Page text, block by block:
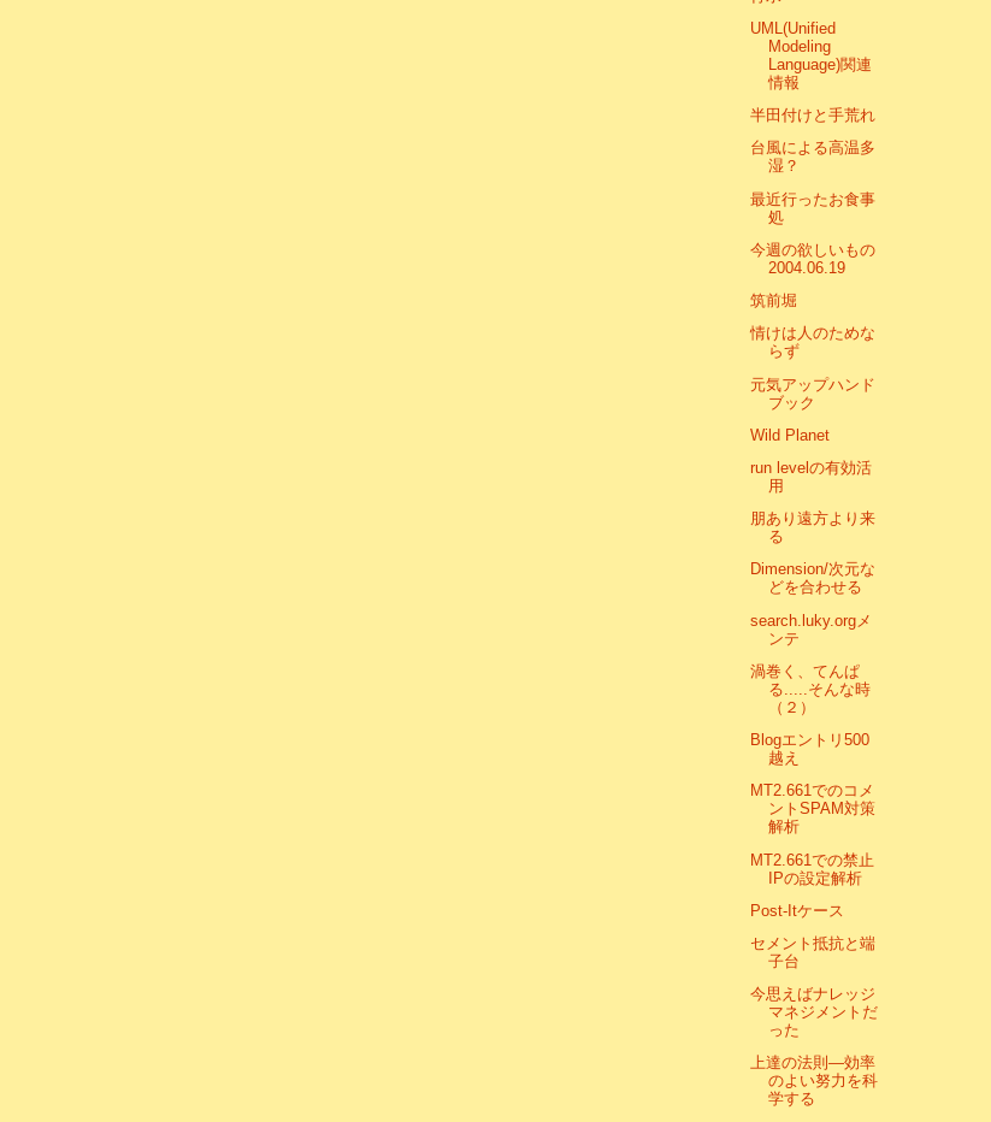
UML(Unified
Modeling
Language)関連
情報
半田付けと手荒れ
台風による高温多
湿？
最近行ったお食事
処
今週の欲しいもの
2004.06.19
筑前堀
情けは人のためな
らず
元気アップハンド
ブック
Wild Planet
run levelの有効活
用
朋あり遠方より来
る
Dimension/次元な
どを合わせる
search.luky.orgメ
ンテ
渦巻く、てんぱ
る.....そんな時
（２）
Blogエントリ500
越え
MT2.661でのコメ
ントSPAM対策
解析
MT2.661での禁止
IPの設定解析
Post-Itケース
セメント抵抗と端
子台
今思えばナレッジ
マネジメントだ
った
上達の法則―効率
のよい努力を科
学する